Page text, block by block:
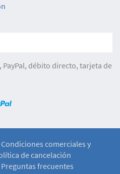
débito directo, tarjeta de
Condiciones comerciales y
de cancelación
Preguntas frecuentes